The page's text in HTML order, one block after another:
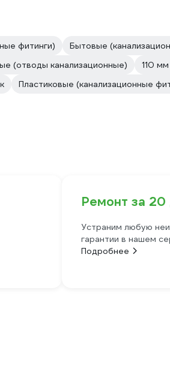
фитинги) Бытовые
(отводы канализационные) 110
Пластиковые (канализационные
Ремонт за 20
Устраним любую
гарантии в нашем
Подробнее